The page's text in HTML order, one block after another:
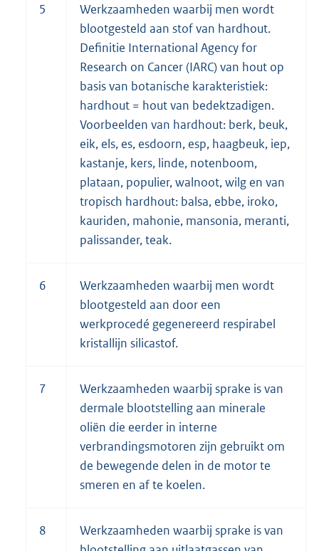
5
Werkzaamheden waarbij men wordt
blootgesteld aan stof van hardhout.
Definitie International Agency for
Research on Cancer (IARC) van hout op
basis van botanische karakteristiek:
hardhout = hout van bedektzadigen.
Voorbeelden van hardhout: berk, beuk,
eik, els, es, esdoorn, esp, haagbeuk, iep,
kastanje, kers, linde, notenboom,
plataan, populier, walnoot, wilg en van
tropisch hardhout: balsa, ebbe, iroko,
kauriden, mahonie, mansonia, meranti,
palissander, teak.
6
Werkzaamheden waarbij men wordt
blootgesteld aan door een
werkprocedé gegenereerd respirabel
kristallijn silicastof.
7
Werkzaamheden waarbij sprake is van
dermale blootstelling aan minerale
oliën die eerder in interne
verbrandingsmotoren zijn gebruikt om
de bewegende delen in de motor te
smeren en af te koelen.
8
Werkzaamheden waarbij sprake is van